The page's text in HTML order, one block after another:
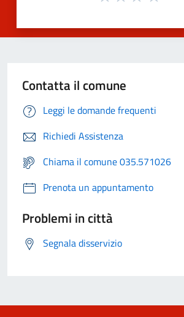
Contatta il comune
Leggi le domande frequenti
Richiedi Assistenza
Chiama il comune 035.571026
Prenota un appuntamento
Problemi in città
Segnala disservizio